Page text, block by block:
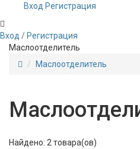
Вход Регистрация
Вход / Регистрация
Маслоотделитель
Маслоотделитель
Найдено: 2 товара(ов)